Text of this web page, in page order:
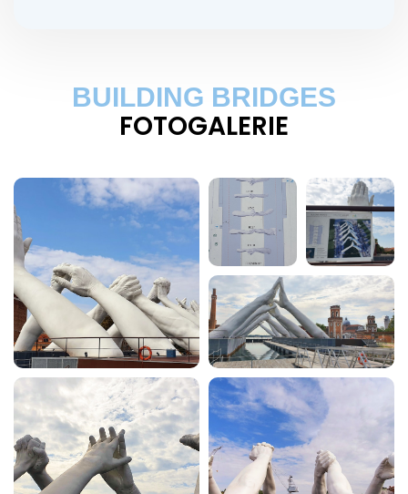
BUILDING BRIDGES
FOTOGALERIE